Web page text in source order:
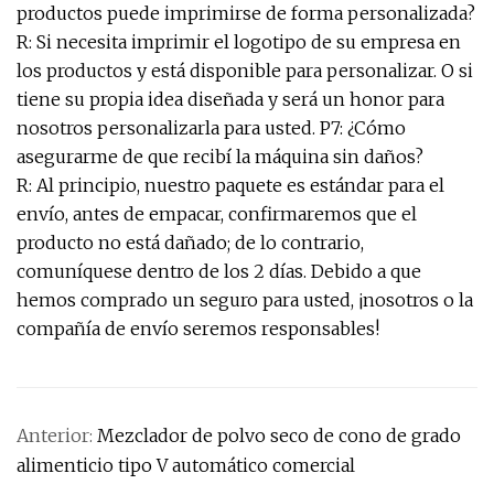
productos puede imprimirse de forma personalizada?
R: Si necesita imprimir el logotipo de su empresa en
los productos y está disponible para personalizar. O si
tiene su propia idea diseñada y será un honor para
nosotros personalizarla para usted. P7: ¿Cómo
asegurarme de que recibí la máquina sin daños?
R: Al principio, nuestro paquete es estándar para el
envío, antes de empacar, confirmaremos que el
producto no está dañado; de lo contrario,
comuníquese dentro de los 2 días. Debido a que
hemos comprado un seguro para usted, ¡nosotros o la
compañía de envío seremos responsables!
Anterior: Mezclador de polvo seco de cono de grado
alimenticio tipo V automático comercial